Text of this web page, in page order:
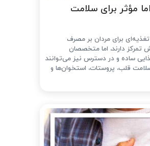
مؤثر برای سلامت
برای مردان بر مصرف
تمرکز دارند، اما متخصصان
ساده و در دسترس نیز می‌توانند
قلب، پروستات، استخوان‌ها و